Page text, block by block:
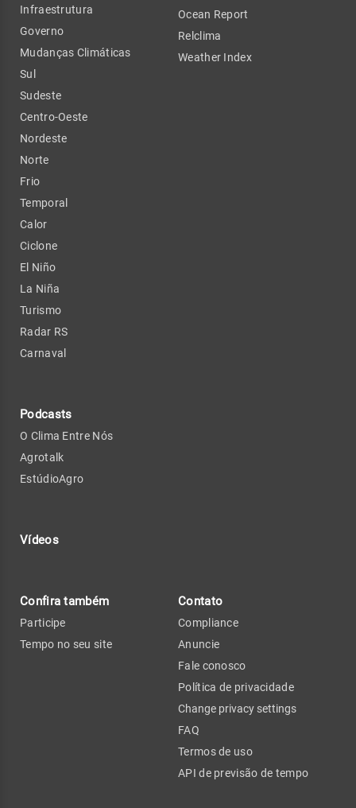
Infraestrutura
Governo
Mudanças Climáticas
Sul
Sudeste
Centro-Oeste
Nordeste
Norte
Frio
Temporal
Calor
Ciclone
El Niño
La Niña
Turismo
Radar RS
Carnaval
Podcasts
O Clima Entre Nós
Agrotalk
EstúdioAgro
Vídeos
Ocean Report
Relclima
Weather Index
Confira também
Participe
Tempo no seu site
Contato
Compliance
Anuncie
Fale conosco
Política de privacidade
Change privacy settings
FAQ
Termos de uso
API de previsão de tempo